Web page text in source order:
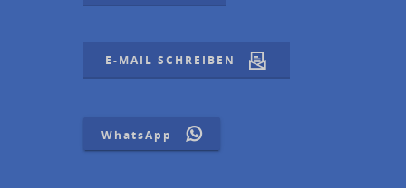
E-MAIL SCHREIBEN
WhatsApp